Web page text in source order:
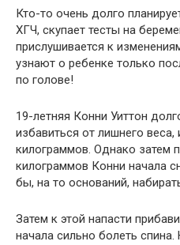
Кто-то очень долго
ХГЧ, скупает тесты на
прислушивается к
узнают о ребенке только
по голове!
19-летняя Конни Уиттон
избавиться от лишнего
килограммов. Однако затем
килограммов Конни начала
бы, на то оснований,
Затем к этой напасти
начала сильно болеть